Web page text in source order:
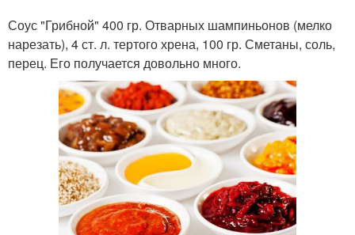
Соус "Грибной" 400 гр. Отварных шампиньонов (мелко
нарезать), 4 ст. л. тертого хрена, 100 гр. Сметаны, соль,
перец. Его получается довольно много.